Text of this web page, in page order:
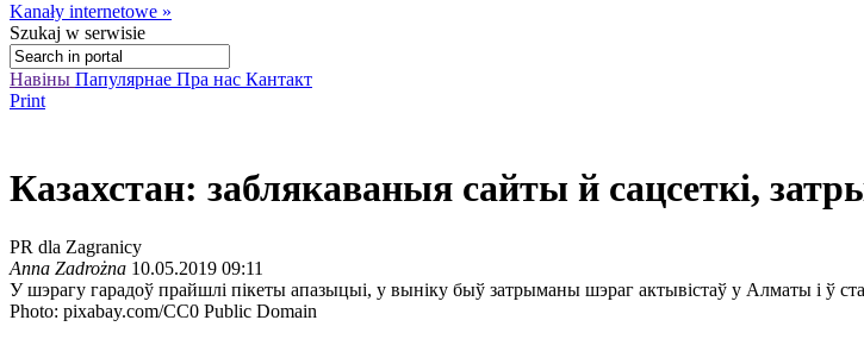
Kanały internetowe »
Szukaj w serwisie
Навіны Папулярнае Пра нас Кантакт
Print
Казахстан: заблякаваныя сайты й сацсеткі,
PR dla Zagranicy
Anna Zadrożna 10.05.2019 09:11
У шэрагу гарадоў прайшлі пікеты апазыцыі, у выніку быў затрыманы шэраг актывістаў у Алматы і ў
Photo: pixabay.com/CC0 Public Domain